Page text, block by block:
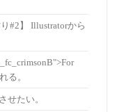
#2】 Illustratorから
る。
せたい。